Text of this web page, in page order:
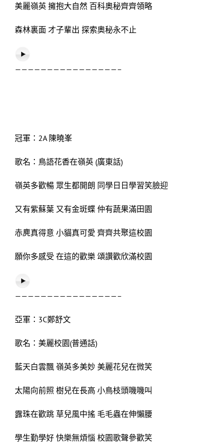
美麗嶺英 擁抱大自然 百科奧秘齊齊領略
森林裏面 才子輩出 探索奧秘永不止
————————————————–
冠軍：2A 陳曉峯
歌名：鳥語花香在嶺英 (廣東話)
嶺英多歡暢 眾生都開朗 同學日日學習笑臉迎
又有紫蘇葉 又有金斑蝶 仲有蔬果滿田園
赤麂真得意 小貓真可愛 齊齊共聚這校園
願你多感受 在這的歡樂 頌讚歡欣滿校園
————————————————–
亞軍：3C鄭舒文
歌名：美麗校園(普通話)
藍天白雲飄 嶺英多美妙 美麗花兒在微笑
太陽向前照 樹兒在長高 小鳥枝頭嘰嘰叫
露珠在歡跳 草兒風中搖 毛毛蟲在伸懶腰
學生勤學好 快樂無煩惱 校園歌聲參歡笑